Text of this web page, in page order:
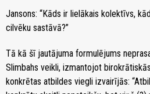
Jansons: “Kāds ir lielākais kolektīvs,
cilvēku sastāvā?”
Tā kā šī jautājuma formulējums
Slimbahs veikli, izmantojot
konkrētas atbildes viegli izvairījās: